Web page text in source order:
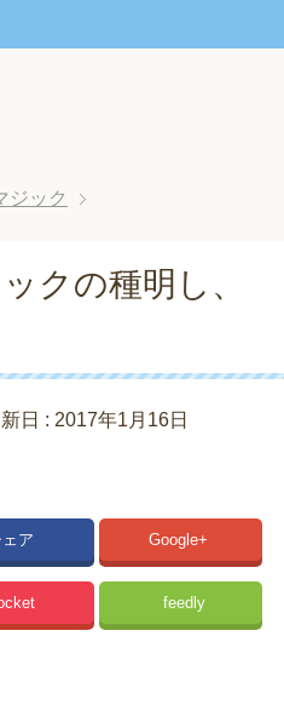
ジック
クの種明し、
日 : 2017年1月16日
ェア Google+
feedly